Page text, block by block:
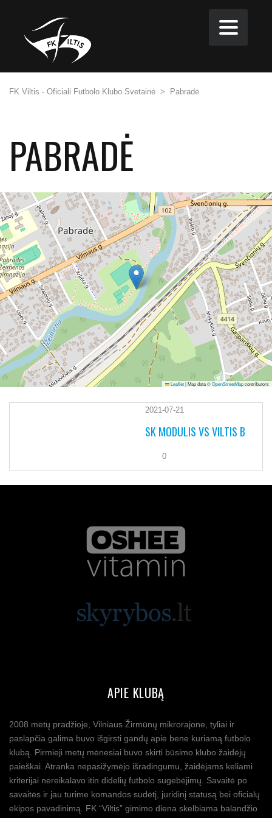
FK Viltis - Oficiali Futbolo Klubo Svetainė > Pabradė
PABRADĖ
Leaflet|Map data ©OpenStreetMapcontributors
2021-07-21
SK MODULIS VS VILTIS B
0
APIE KLUBĄ
2008 metų pradžioje, Vilniaus Žirmūnų mikrorajone, tyliai ir
paslapčia galima buvo išgirsti gandų apie bene kuriamą futbolo
klubą. Pirmieji metų mėnesiai buvo skirti būsimo klubo žaidėjų
paieškai. Atranka nepasižymėjo išradingumu, žaidėjams keliami
kriterijai nereikalavo itin didelių futbolo sugebėjimų. Savaitė po
savaitės ir jau turime komandos sudėtį, juridinį statusą bei oficialų
ekipos pavadinimą. FK “Viltis” gimimo diena skelbiama balandžio